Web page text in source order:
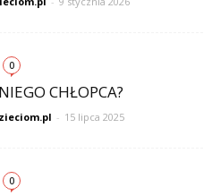
0
CHŁOPCA?
- 15 lipca 2025
0